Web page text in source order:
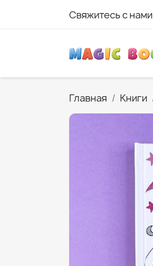
Свяжитесь с нами
Главная Книги